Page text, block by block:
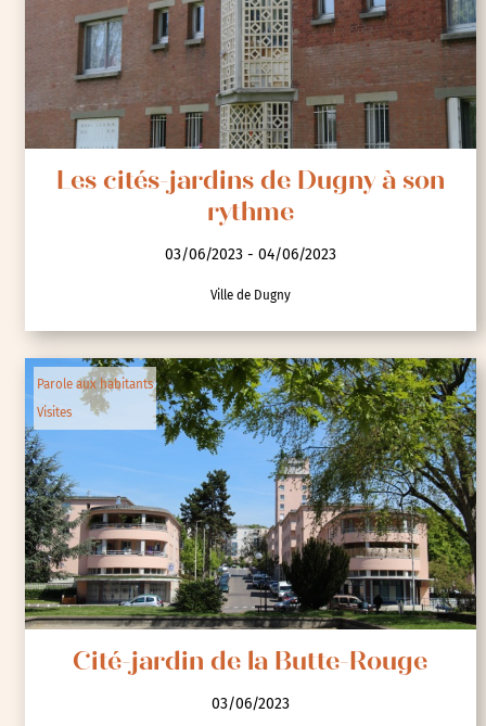
Les cités-jardins de Dugny à son
rythme
03/06/2023 - 04/06/2023
Ville de Dugny
Parole aux habitants
Visites
Cité-jardin de la Butte-Rouge
03/06/2023